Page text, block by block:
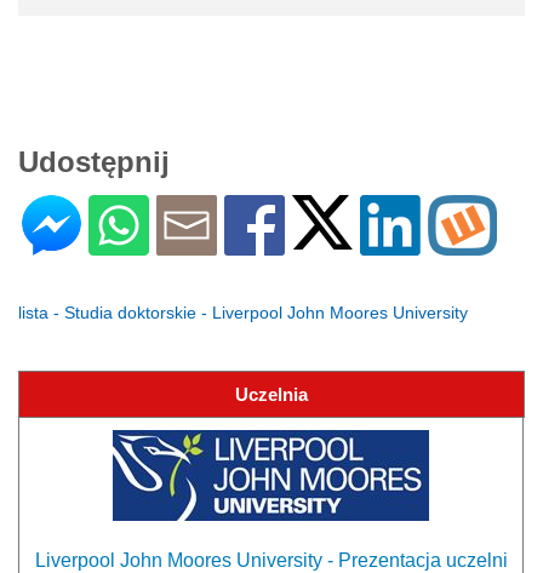
Udostępnij
lista - Studia doktorskie - Liverpool John Moores University
Uczelnia
Liverpool John Moores University - Prezentacja uczelni